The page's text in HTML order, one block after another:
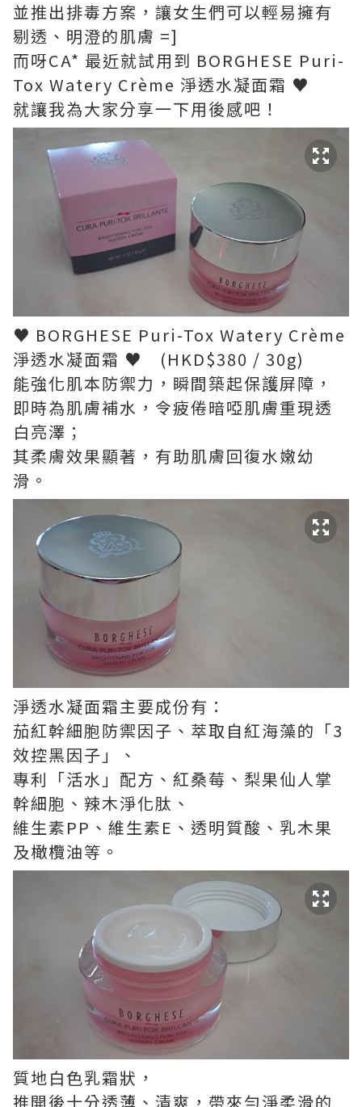
並推出排毒方案，讓女生們可以輕易擁有
剔透、明澄的肌膚 =]
而呀CA* 最近就試用到 BORGHESE Puri-
Tox Watery Crème 淨透水凝面霜 ♥
就讓我為大家分享一下用後感吧！
♥ BORGHESE Puri-Tox Watery Crème
淨透水凝面霜 ♥ (HKD$380 / 30g)
能強化肌本防禦力，瞬間築起保護屏障，
即時為肌膚補水，令疲倦暗啞肌膚重現透
白亮澤；
其柔膚效果顯著，有助肌膚回復水嫩幼
滑。
淨透水凝面霜主要成份有：
茄紅幹細胞防禦因子、萃取自紅海藻的「3
效控黑因子」、
專利「活水」配方、紅桑莓、梨果仙人掌
幹細胞、辣木淨化肽、
維生素PP、維生素E、透明質酸、乳木果
及橄欖油等。
質地白色乳霜狀，
推開後十分透薄、清爽，帶來勻淨柔滑的